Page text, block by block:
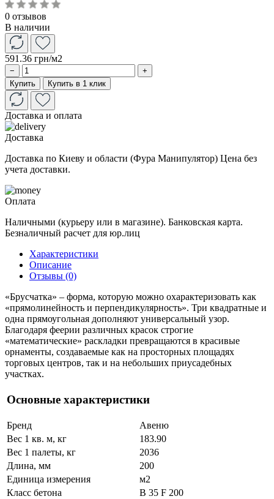
0 отзывов
В наличии
591.36 грн/м2
−
+
Купить
Купить в 1 клик
Доставка и оплата
Доставка
Доставка по Киеву и области (Фура Манипулятор) Цена без
учета доставки.
Оплата
Наличными (курьеру или в магазине). Банковская карта.
Безналичный расчет для юр.лиц
Характеристики
Описание
Отзывы (0)
«Брусчатка» – форма, которую можно охарактеризовать как
«прямолинейность и перпендикулярность». Три квадратные и
одна прямоугольная дополняют универсальный узор.
Благодаря феерии различных красок строгие
«математические» раскладки превращаются в красивые
орнаменты, создаваемые как на просторных площадях
торговых центров, так и на небольших приусадебных
участках.
Основные характеристики
Бренд
Авеню
Вес 1 кв. м, кг
183.90
Вес 1 палеты, кг
2036
Длина, мм
200
Единица измерения
м2
Класс бетона
В 35 F 200